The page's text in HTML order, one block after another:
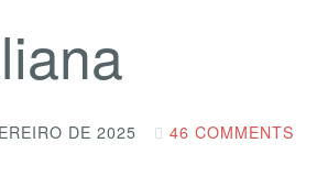
DE 2025
46 COMMENTS